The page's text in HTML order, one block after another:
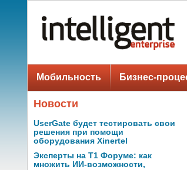
Мобильность Бизнес-
Новости
UserGate будет тестировать свои
решения при помощи
оборудования Xinertel
Эксперты на Т1 Форуме: как
множить ИИ-возможности,